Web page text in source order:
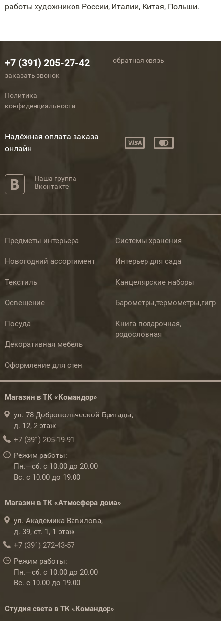
работы художников России, Италии, Китая, Польши.
+7 (391) 205-27-42
заказать звонок
обратная связь
Политика
конфиденциальности
Надёжная оплата заказа
онлайн
Наша группа
Вконтакте
Предметы интерьера
Новогодний ассортимент
Текстиль
Освещение
Посуда
Декоративная мебель
Оформление для стен
Системы хранения
Интерьер для сада
Канцелярские наборы
Книга подарочная,
родословная
Магазин в ТК «Командор»
ул. 78 Добровольческой Бригады,
д. 12, 2 этаж
+7 (391) 205-19-91
Режим работы:
Пн.—сб. с 10.00 до 20.00
Вс. с 10.00 до 19.00
Магазин в ТК «Атмосфера дома»
ул. Академика Вавилова,
д. 39, ст. 1, 1 этаж
+7 (391) 272-43-57
Режим работы:
Пн.—сб. с 10.00 до 20.00
Вс. с 10.00 до 19.00
Студия света в ТК «Командор»